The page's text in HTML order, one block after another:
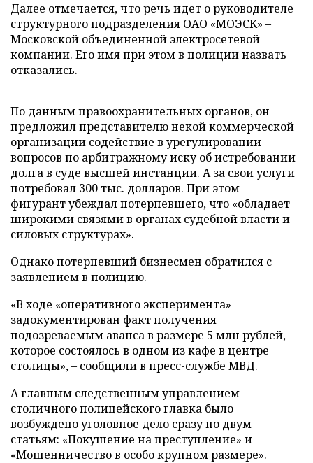
Далее отмечается, что речь идет о руководителе
структурного подразделения ОАО «МОЭСК» –
Московской объединенной электросетевой
компании. Его имя при этом в полиции назвать
отказались.
По данным правоохранительных органов, он
предложил представителю некой коммерческой
организации содействие в урегулировании
вопросов по арбитражному иску об истребовании
долга в суде высшей инстанции. А за свои услуги
потребовал 300 тыс. долларов. При этом
фигурант убеждал потерпевшего, что «обладает
широкими связями в органах судебной власти и
силовых структурах».
Однако потерпевший бизнесмен обратился с
заявлением в полицию.
«В ходе «оперативного эксперимента»
задокументирован факт получения
подозреваемым аванса в размере 5 млн рублей,
которое состоялось в одном из кафе в центре
столицы», – сообщили в пресс-службе МВД.
А главным следственным управлением
столичного полицейского главка было
возбуждено уголовное дело сразу по двум
статьям: «Покушение на преступление» и
«Мошенничество в особо крупном размере».